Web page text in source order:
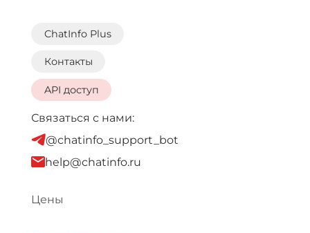
ChatInfo Plus
Контакты
API доступ
Связаться с нами:
@chatinfo_support_bot
help@chatinfo.ru
Цены